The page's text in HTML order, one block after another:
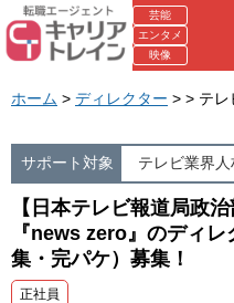
芸能
エンタメ
映像
ホーム > ディレクター > > テレ
サポート対象 テレビ業界人
【日本テレビ報道局政治
『news zero』のディレ
集・完パケ）募集！
正社員